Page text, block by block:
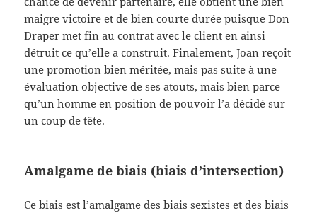
maigre victoire et de bien courte durée puisque Don
Draper met fin au contrat avec le client en ainsi
détruit ce qu’elle a construit. Finalement, Joan reçoit
une promotion bien méritée, mais pas suite à une
évaluation objective de ses atouts, mais bien parce
qu’un homme en position de pouvoir l’a décidé sur
un coup de tête.
Amalgame de biais (biais d’intersection)
Ce biais est l’amalgame des biais sexistes et des biais